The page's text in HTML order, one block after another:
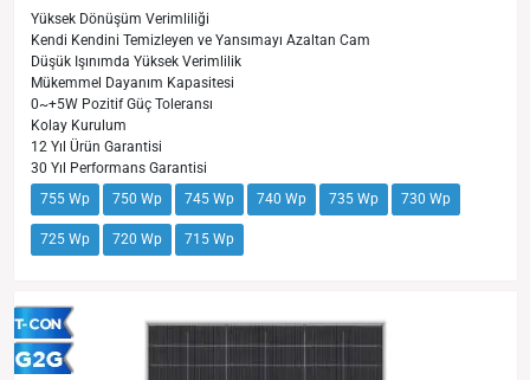
Yüksek Dönüşüm Verimliliği
Kendi Kendini Temizleyen ve Yansımayı Azaltan Cam
Düşük Işınımda Yüksek Verimlilik
Mükemmel Dayanım Kapasitesi
0~+5W Pozitif Güç Toleransı
Kolay Kurulum
12 Yıl Ürün Garantisi
30 Yıl Performans Garantisi
755 Wp
750 Wp 745 Wp 740 Wp 735 Wp 730 Wp
725 Wp 720 Wp 715 Wp